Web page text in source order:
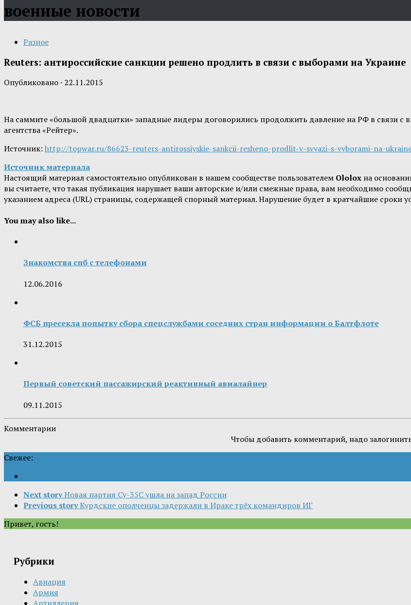
военные новости
Разное
Reuters: антироссийские санкции решено продлить в связи с выборами на Украине
Опубликовано · 22.11.2015
На саммите «большой двадцатки» западные лидеры договорились продолжить давление на РФ в связи
агентства «Рейтер».
Источник: http://topwar.ru/86623-reuters-antirossiyskie-sankcii-resheno-prodlit-v-svyazi-s-vyborami-na-
Источник материала
Настоящий материал самостоятельно опубликован в нашем сообществе пользователем Ololox на
вы считаете, что такая публикация нарушает ваши авторские и/или смежные права, вам необходимо
указанием адреса (URL) страницы, содержащей спорный материал. Нарушение будет в кратчайшие сроки
You may also like...
Знакомства спб с телефонами
12.06.2016
ФСБ пресекла попытку сбора спецслужбами соседних стран информации о Балтфлоте
31.12.2015
Первый советский пассажирский реактивный авиалайнер
09.11.2015
Комментарии
Чтобы добавить комментарий, надо
Свежее:
Next storyНовая партия Су-35С ушла на запад России
Previous storyКурдские ополченцы задержали в Ираке трёх командиров ИГ
Привет, гость!
Рубрики
Авиация
Армия